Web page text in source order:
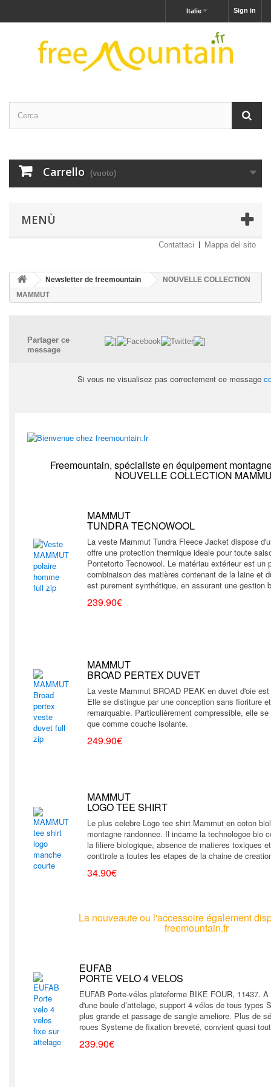
Sign in
Italie
Carrello (vuoto)
MENÙ
Contattaci Mappa del sito
Newsletter de freemountain
NOUVELLE COLLECTION
MAMMUT
Partager ce
message
Si vous ne visualisez pas correctement ce message
Freemountain, spécialiste en équipement
NOUVELLE COLLECTION
MAMMUT
TUNDRA TECNOWOOL
La veste Mammut Tundra Fleece Jacket dispose
offre une protection thermique ideale pour toute
Pontetorto Tecnowool. Le matériau extérieur est un
combinaison des matières contenant de la laine et
est purement synthétique, en assurant une gestion
239.90€
MAMMUT
BROAD PERTEX DUVET
La veste Mammut BROAD PEAK en duvet d'oie
Elle se distingue par une conception sans fioriture
remarquable. Particulièrement compressible, elle
que comme couche isolante.
249.90€
MAMMUT
LOGO TEE SHIRT
Le plus celebre Logo tee shirt Mammut en coton
montagne randonnee. Il incarne la technologoe bio
la filiere biologique, absence de matieres toxiques
conttrole a toutes les etapes de la chaine de
34.90€
La nouveaute ou l'accessoire également
freemountain.fr
EUFAB
PORTE VELO 4 VELOS
EUFAB Porte-vélos plateforme BIKE FOUR, 11437.
d'une boule d’attelage, support 4 vélos de tous types
plus grande et passage de sangle ameliore. Plus de
roues Systeme de fixation breveté, convient quasi
239.90€